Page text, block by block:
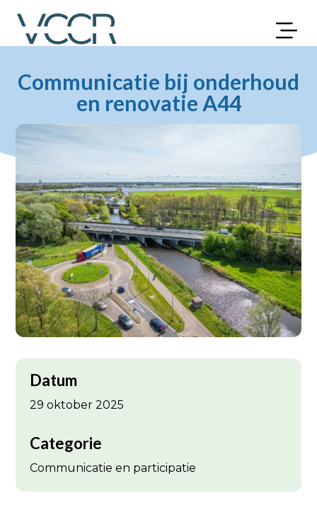
Communicatie bij onderhoud
en renovatie A44
Categorie
Communicatie en participatie
Datum
29 oktober 2025